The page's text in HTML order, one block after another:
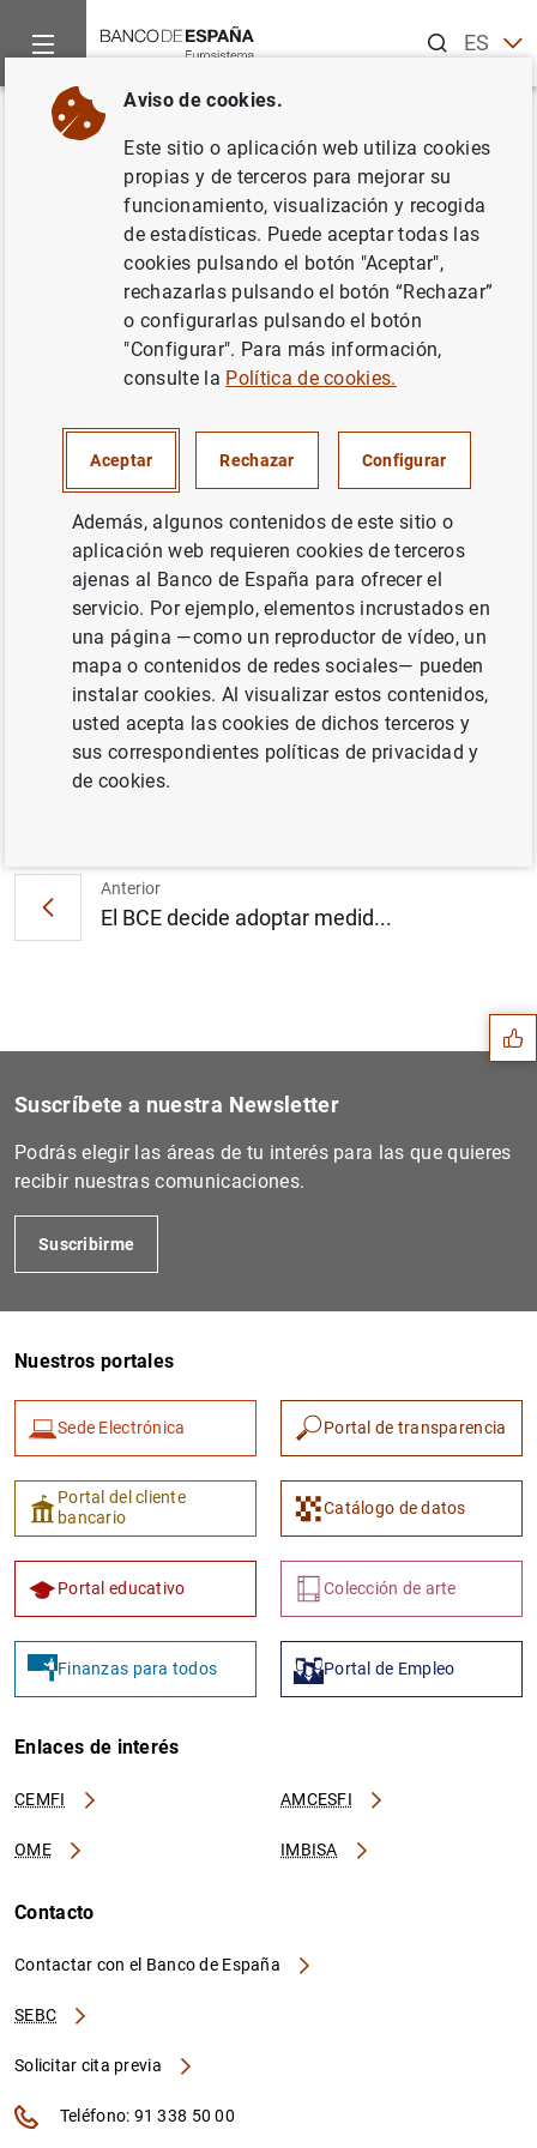
ESEN
Inicio Noticias y eventos
Volver
Estadísticas de los tipos de
interés aplicados por las IFM de
la zona del euro (marzo de
Cuadros (19
Anterior
El BCE decide adoptar medid...
Sugerencias
Suscríbete a nuestra Newsletter
Podrás elegir las áreas de tu interés para las que quieres
recibir nuestras comunicaciones.
Suscribirme
Nuestros portales
Sede Electrónica Portal de transparencia
Portal del cliente
bancario
Catálogo de datos
Portal educativo Colección de arte
Finanzas para todos Portal de Empleo
Enlaces de interés
CEMFI AMCESFI
OME IMBISA
Contacto
Contactar con el Banco de España
SEBC
Solicitar cita previa
Teléfono: 91 338 50 00
Aviso de cookies.
Este sitio o aplicación web utiliza cookies
propias y de terceros para mejorar su
funcionamiento, visualización y recogida
de estadísticas. Puede aceptar todas las
cookies pulsando el botón "Aceptar",
rechazarlas pulsando el botón “Rechazar”
o configurarlas pulsando el botón
"Configurar". Para más información,
consulte la Política de cookies.
Aceptar Rechazar Configurar
Además, algunos contenidos de este sitio o
aplicación web requieren cookies de terceros
ajenas al Banco de España para ofrecer el
servicio. Por ejemplo, elementos incrustados en
una página —como un reproductor de vídeo, un
mapa o contenidos de redes sociales— pueden
instalar cookies. Al visualizar estos contenidos,
usted acepta las cookies de dichos terceros y
sus correspondientes políticas de privacidad y
de cookies.